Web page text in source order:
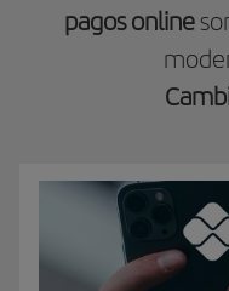
pagos online